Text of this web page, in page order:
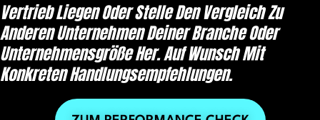
Vertrieb Liegen Oder Stelle Den Vergleich Zu
Anderen Unternehmen Deiner Branche Oder
Unternehmensgröße Her. Auf Wunsch Mit
Konkreten Handlungsempfehlungen.